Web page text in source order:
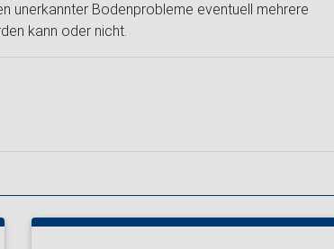
unerkannter Bodenprobleme eventuell mehrere
kann oder nicht.